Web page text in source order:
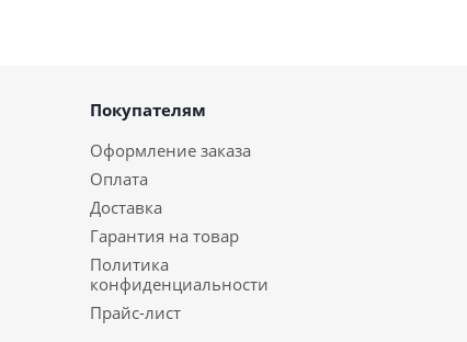
Покупателям
Оформление заказа
Оплата
Доставка
Гарантия на товар
Политика
конфиденциальности
Прайс-лист